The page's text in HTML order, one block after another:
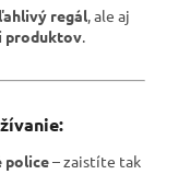
regál , ale aj
produktov
police– zaistíte tak